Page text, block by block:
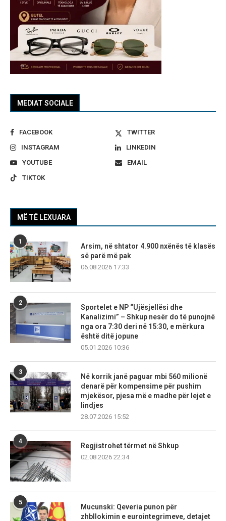
MEDIAT SOCIALE
FACEBOOK
TWITTER
INSTAGRAM
LINKEDIN
YOUTUBE
EMAIL
TIKTOK
MË TË LEXUARA
1
Arsim, në shtator 4.900 nxënës të klasës
së parë më pak
06.08.2026 17:33
2
Sportelet e NP “Ujësjellësi dhe
Kanalizimi” – Shkup nesër do të punojnë
nga ora 7:30 deri në 15:30, e mërkura
është ditë jopune
05.01.2026 10:36
3
Në korrik janë paguar mbi 560 milionë
denarë për kompensime për pushim
mjekësor, pjesa më e madhe për lejet e
lindjes
28.07.2026 15:52
4
Regjistrohet tërmet në Shkup
02.08.2026 22:34
5
Mucunski: Qeveria punon për
zhbllokimin e eurointegrimeve, detajet